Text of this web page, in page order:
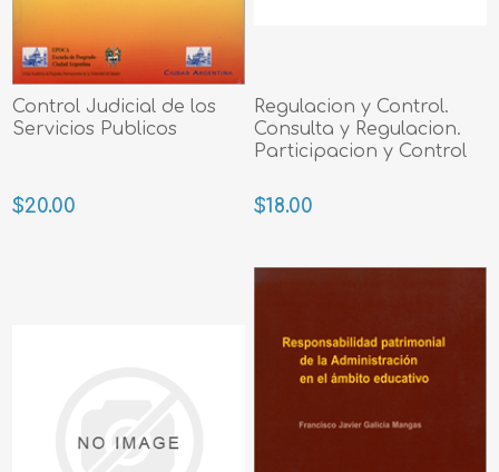
Control Judicial de los
Servicios Publicos
$20.00
Regulacion y Control.
Consulta y Regulacion.
Participacion y Control
$18.00